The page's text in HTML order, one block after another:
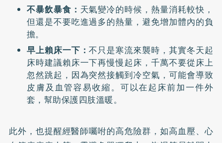
不暴飲暴食： 天氣變冷的時候，熱量消耗較快，
但還是不要吃進過多的熱量，避免增加體內的負
擔。
早上賴床一下：不只是寒流來襲時，其實冬天起
床時建議賴床一下再慢慢起床，千萬不要從床上
忽然跳起，因為突然接觸到冷空氣，可能會導致
皮膚及血管容易收縮。可以在起床前加一件外
套，幫助保護四肢溫暖。
此外，也提醒經醫師囑咐的高危險群，如高血壓、心